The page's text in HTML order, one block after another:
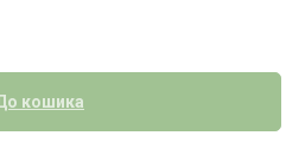
кошика